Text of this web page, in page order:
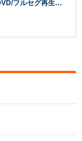
フルセグ再生
側電動スライド
ン スマートキー